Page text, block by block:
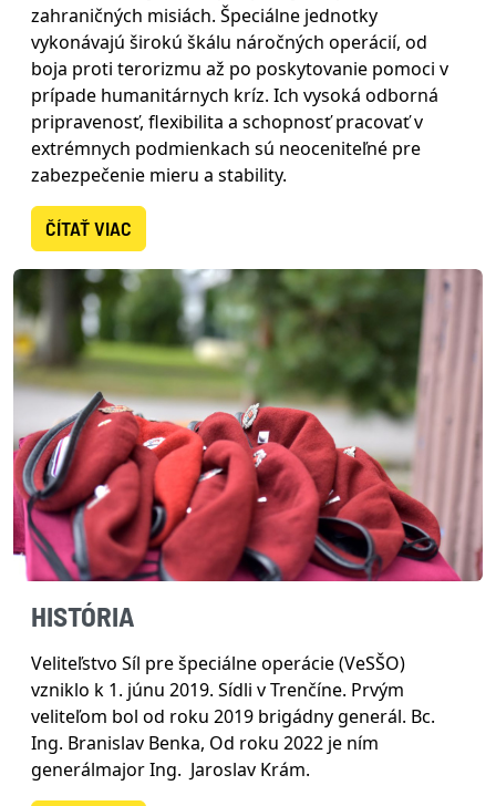
zahraničných misiách. Špeciálne jednotky
vykonávajú širokú škálu náročných operácií, od
boja proti terorizmu až po poskytovanie pomoci v
prípade humanitárnych kríz. Ich vysoká odborná
pripravenosť, flexibilita a schopnosť pracovať v
extrémnych podmienkach sú neoceniteľné pre
zabezpečenie mieru a stability.
ČÍTAŤ VIAC
HISTÓRIA
Veliteľstvo Síl pre špeciálne operácie (VeSŠO)
vzniklo k 1. júnu 2019. Sídli v Trenčíne. Prvým
veliteľom bol od roku 2019 brigádny generál. Bc.
Ing. Branislav Benka, Od roku 2022 je ním
generálmajor Ing. Jaroslav Krám.